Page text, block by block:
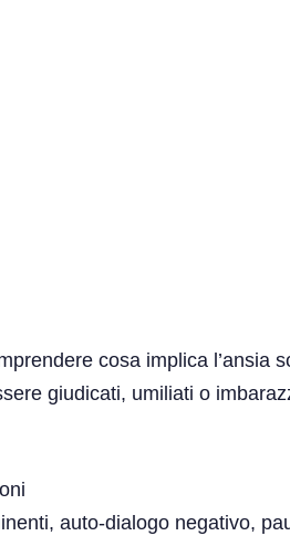
cosa implica l’ansia
giudicati, umiliati o
auto-dialogo negativo,